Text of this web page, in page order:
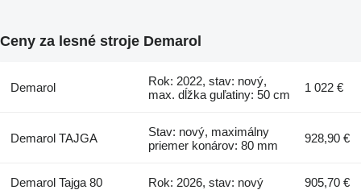
Ceny za lesné stroje Demarol
Demarol
Rok: 2022, stav: nový,
max. dĺžka guľatiny: 50 cm
1 022 €
Demarol TAJGA
Stav: nový, maximálny
priemer konárov: 80 mm
928,90 €
Demarol Tajga 80 Rok: 2026, stav: nový 905,70 €